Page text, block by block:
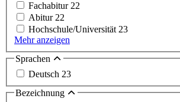
Fachabitur22
Abitur22
Hochschule/Universität23
Mehr anzeigen
Sprachen
Deutsch 23
Bezeichnung